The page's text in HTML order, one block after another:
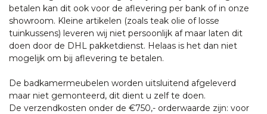
betalen kan dit ook voor de aflevering per bank of in onze
showroom. Kleine artikelen (zoals teak olie of losse
tuinkussens) leveren wij niet persoonlijk af maar laten dit
doen door de DHL pakketdienst. Helaas is het dan niet
mogelijk om bij aflevering te betalen.
De badkamermeubelen worden uitsluitend afgeleverd
maar niet gemonteerd, dit dient u zelf te doen.
De verzendkosten onder de €750,- orderwaarde zijn: voor